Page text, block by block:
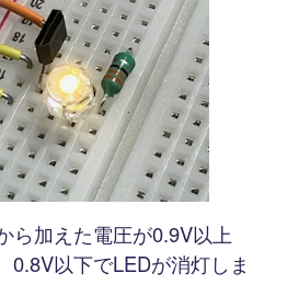
ら加えた電圧が0.9V以上
0.8V以下でLEDが消灯しま